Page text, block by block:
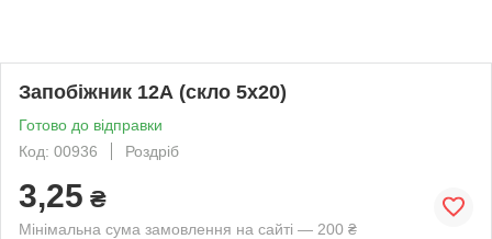
Запобіжник 12А (скло 5х20)
Готово до відправки
Код: 00936
Роздріб
3,25 ₴
Мінімальна сума замовлення на сайті — 200 ₴